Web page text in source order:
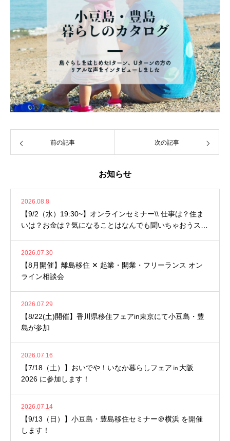
前の記事 次の記事
お知らせ
2026.08.8
【9/2（水）19:30~】オンラインセミナー\\ 仕事は？住ま
いは？お金は？気になることはなんでも聞いちゃおうスペ
2026.07.30
【8月開催】離島移住 ✕ 起業・開業・フリーランス オン
ライン相談会
2026.07.29
【8/22(土)開催】香川県移住フェアin東京にて小豆島・豊
島が参加
2026.07.16
【7/18（土）】おいでや！いなか暮らしフェア㏌大阪
2026 に参加します！
2026.07.14
【9/13（日）】小豆島・豊島移住セミナー＠横浜 を開催
します！